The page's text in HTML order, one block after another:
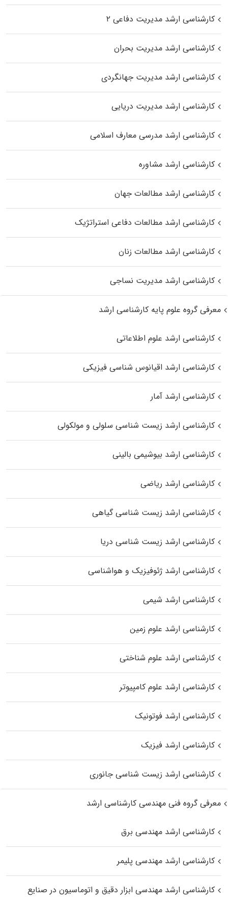
کارشناسی ارشد مدیریت دفاعی ۲
کارشناسی ارشد مدیریت بحران
کارشناسی ارشد مدیریت جهانگردی
کارشناسی ارشد مدیریت دریایی
کارشناسی ارشد مدرسی معارف اسلامی
کارشناسی ارشد مشاوره
کارشناسی ارشد مطالعات جهان
کارشناسی ارشد مطالعات دفاعی استراتژیک
کارشناسی ارشد مطالعات زنان
کارشناسی ارشد مدیریت نساجی
معرفی گروه علوم پایه کارشناسی ارشد
کارشناسی ارشد علوم اطلاعاتی
کارشناسی ارشد اقیانوس‌ شناسی فیزیکی
کارشناسی ارشد آمار
کارشناسی ارشد زیست شناسی سلولی و مولکولی
کارشناسی ارشد بیوشیمی بالینی
کارشناسی ارشد ریاضی
کارشناسی ارشد زیست‌ شناسی گیاهی
کارشناسی ارشد زیست‌ شناسی دریا
کارشناسی ارشد ژئوفیزیک و هواشناسی
کارشناسی ارشد شیمی
کارشناسی ارشد علوم زمین
کارشناسی ارشد علوم شناختی
کارشناسی ارشد علوم کامپیوتر
کارشناسی ارشد فوتونیک
کارشناسی ارشد فیزیک
کارشناسی ارشد زیست‌ شناسی جانوری
معرفی گروه فنی مهندسی کارشناسی ارشد
کارشناسی ارشد مهندسی برق
کارشناسی ارشد مهندسی پلیمر
کارشناسی ارشد مهندسی ابزار دقیق و اتوماسیون در صنایع